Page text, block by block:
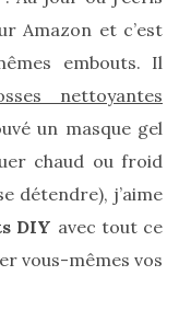
Amazon et c’est
embouts. Il
nettoyantes
un masque gel
chaud ou froid
détendre), j’aime
DIY avec tout ce
vous-mêmes vos